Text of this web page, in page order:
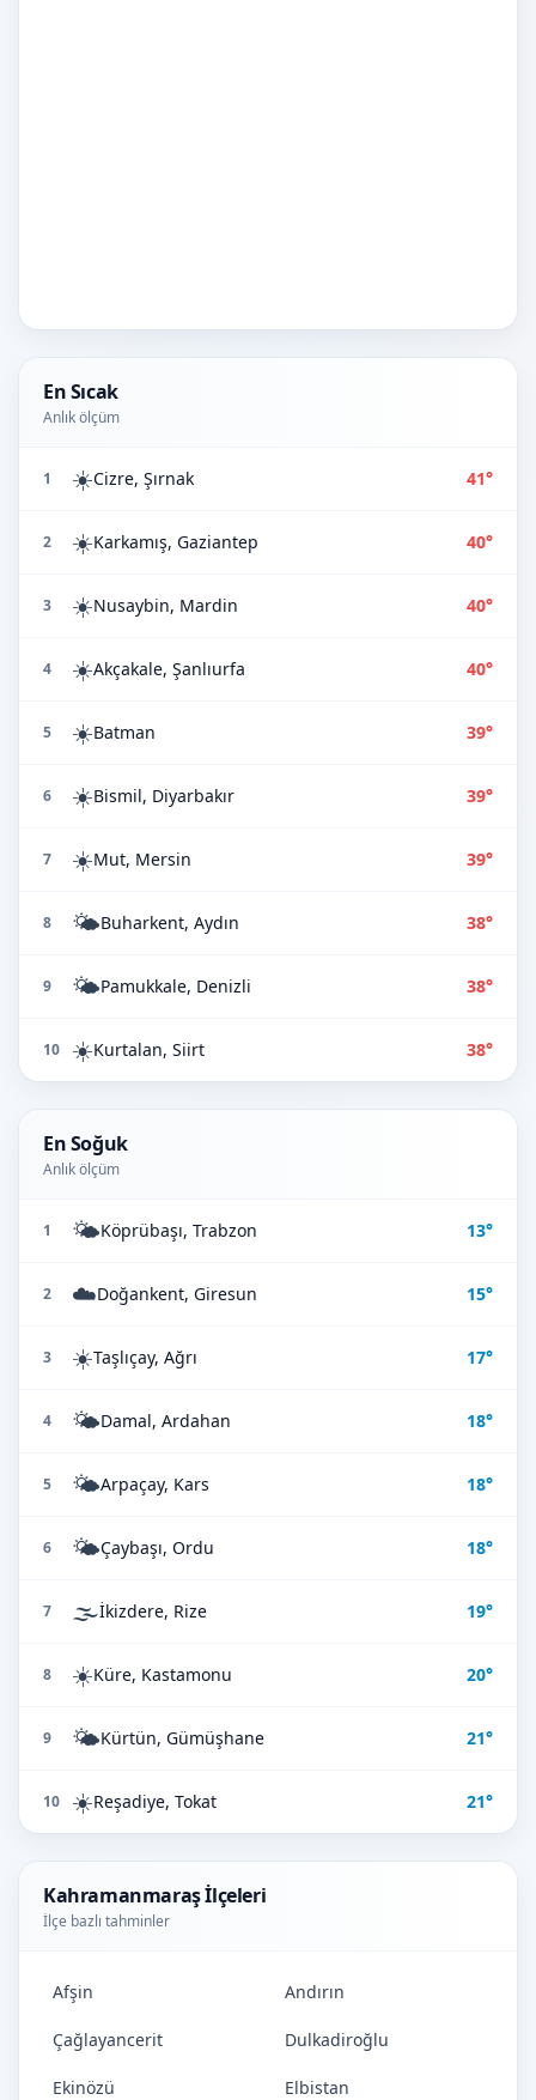
En Sıcak
Anlık ölçüm
1 ☀️Cizre, Şırnak 41°
2 ☀️Karkamış, Gaziantep 40°
3 ☀️Nusaybin, Mardin 40°
4 ☀️Akçakale, Şanlıurfa 40°
5 ☀️Batman 39°
6 ☀️Bismil, Diyarbakır 39°
7 ☀️Mut, Mersin 39°
8 🌤️Buharkent, Aydın 38°
9 🌤️Pamukkale, Denizli 38°
10 ☀️Kurtalan, Siirt 38°
En Soğuk
Anlık ölçüm
1 🌤️Köprübaşı, Trabzon 13°
2 ☁️Doğankent, Giresun 15°
3 ☀️Taşlıçay, Ağrı 17°
4 🌤️Damal, Ardahan 18°
5 🌤️Arpaçay, Kars 18°
6 🌤️Çaybaşı, Ordu 18°
7 🌫️İkizdere, Rize 19°
8 ☀️Küre, Kastamonu 20°
9 🌤️Kürtün, Gümüşhane 21°
10 ☀️Reşadiye, Tokat 21°
Kahramanmaraş İlçeleri
İlçe bazlı tahminler
Afşin Andırın
Çağlayancerit Dulkadiroğlu
Ekinözü Elbistan